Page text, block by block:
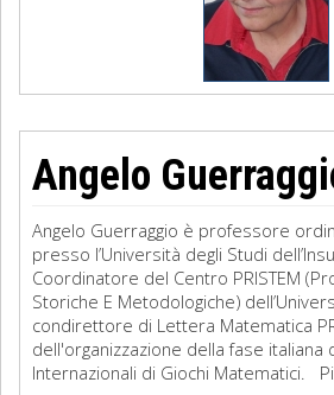
Angelo
Angelo Guerraggio è professore
presso l’Università degli Studi
Coordinatore del Centro PRISTEM
Storiche E Metodologiche)
condirettore di Lettera Matematica
dell'organizzazione della fase italiana
Internazionali di Giochi Matematici.